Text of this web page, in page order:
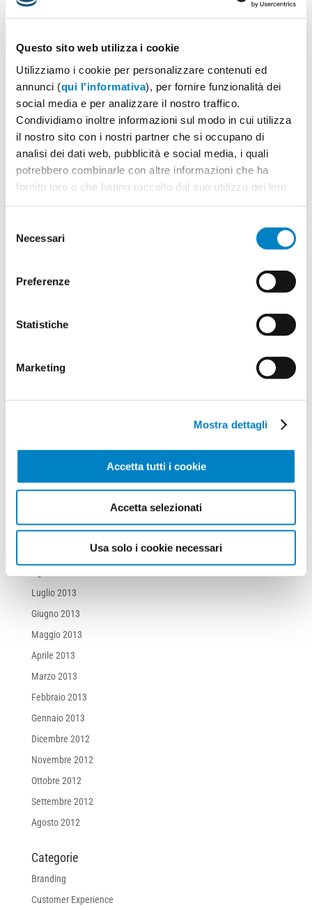
Questo sito web utilizza i cookie
Utilizziamo i cookie per personalizzare contenuti ed
annunci (qui l'informativa), per fornire funzionalità dei
social media e per analizzare il nostro traffico.
Condividiamo inoltre informazioni sul modo in cui utilizza
il nostro sito con i nostri partner che si occupano di
analisi dei dati web, pubblicità e social media, i quali
potrebbero combinarle con altre informazioni che ha
fornito loro o che hanno raccolto dal suo utilizzo dei loro
delNecessari
Preferenze
Statistiche
Marketing
Mostra dettagli
Accetta tutti i cookie
Accetta selezionati
Usa solo i cookie necessari
Archivi
Marzo 2025
Ottobre 2024
Marzo 2023
Dicembre 2022
Novembre 2022
Luglio 2022
Marzo 2021
Dicembre 2019
Settembre 2019
Luglio 2019
Marzo 2017
Giugno 2015
Ottobre 2013
Settembre 2013
Luglio 2013
Giugno 2013
Maggio 2013
Aprile 2013
Marzo 2013
Febbraio 2013
Gennaio 2013
Dicembre 2012
Novembre 2012
Ottobre 2012
Settembre 2012
Agosto 2012
Categorie
Branding
Customer Experience